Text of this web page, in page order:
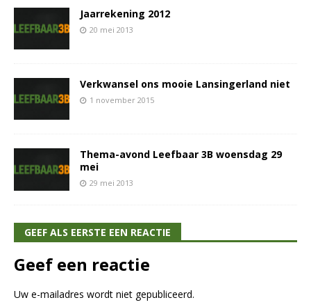
Jaarrekening 2012
20 mei 2013
Verkwansel ons mooie Lansingerland niet
1 november 2015
Thema-avond Leefbaar 3B woensdag 29
mei
29 mei 2013
GEEF ALS EERSTE EEN REACTIE
Geef een reactie
Uw e-mailadres wordt niet gepubliceerd.